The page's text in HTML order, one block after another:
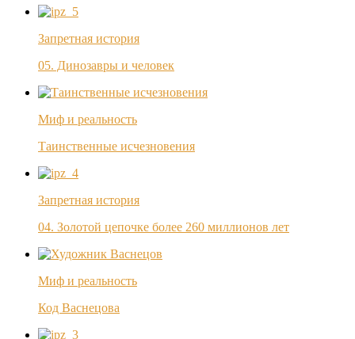
Запретная история
05. Динозавры и человек
Миф и реальность
Таинственные исчезновения
Запретная история
04. Золотой цепочке более 260 миллионов лет
Миф и реальность
Код Васнецова